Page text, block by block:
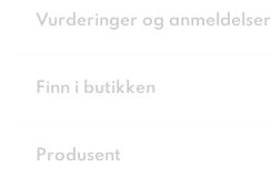
Vurderinger og anmeldelser
Finn i butikken
Produsent